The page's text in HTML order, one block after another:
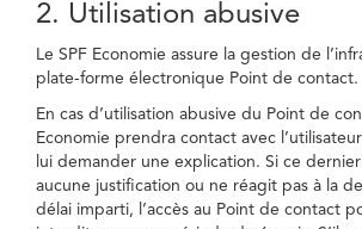
2. Utilisation abusive
Le SPF Economie assure la gestion de
plate-forme électronique Point de contact.
En cas d’utilisation abusive du Point de
Economie prendra contact avec
lui demander une explication. Si ce
aucune justification ou ne réagit pas à la
délai imparti, l’accès au Point de contact